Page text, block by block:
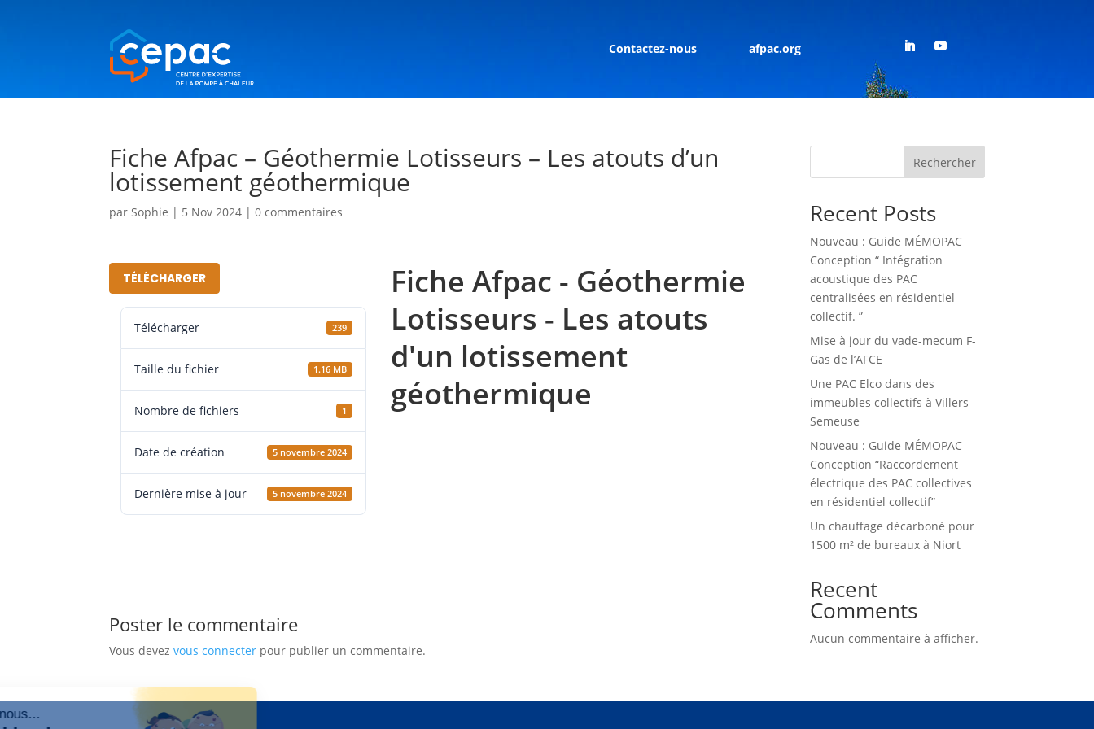
Contactez-nous afpac.org
Fiche Afpac – Géothermie Lotisseurs – Les atouts d’un
lotissement géothermique
parSophie | 5 Nov 2024 |0 commentaires
TÉLÉCHARGER
Télécharger 239
Taille du fichier 1.16 MB
Nombre de fichiers 1
Date de création 5 novembre 2024
Dernière mise à jour 5 novembre 2024
Fiche Afpac - Géothermie
Lotisseurs - Les atouts
d'un lotissement
géothermique
Poster le commentaire
Vous devezvous connecter pour publier un commentaire.
Rechercher
Recent Posts
Nouveau : Guide MÉMOPAC
Conception “ Intégration
acoustique des PAC
centralisées en résidentiel
collectif. ”
Mise à jour du vade-mecum F-
Gas de l’AFCE
Une PAC Elco dans des
immeubles collectifs à Villers
Semeuse
Nouveau : Guide MÉMOPAC
Conception “Raccordement
électrique des PAC collectives
en résidentiel collectif”
Un chauffage décarboné pour
1500 m² de bureaux à Niort
Recent
Comments
Aucun commentaire à afficher.